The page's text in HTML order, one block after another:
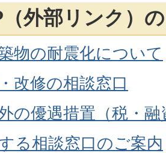
外部リンク）
物の耐震化について
改修の相談窓口
の優遇措置（税・
る相談窓口のご案内